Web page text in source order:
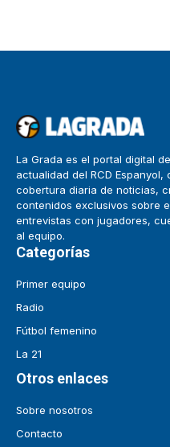
La Grada es el portal digital
actualidad del RCD
cobertura diaria de noticias,
contenidos exclusivos sobre
entrevistas con jugadores,
al equipo.
Categorías
Primer equipo
Radio
Fútbol femenino
La 21
Otros enlaces
Sobre nosotros
Contacto